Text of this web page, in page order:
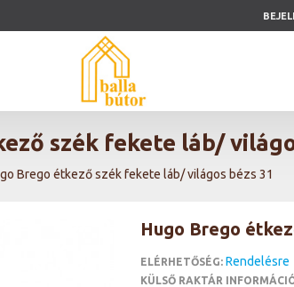
Brego étkező szék fekete láb/ világos bézs 31
szék fekete láb/
Hugo Brego
ELÉRHETŐSÉG: Rendelésre
KÜLSŐ RAKTÁR